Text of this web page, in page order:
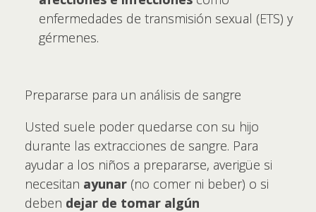
enfermedades de transmisión sexual (ETS) y
gérmenes.
Prepararse para un análisis de sangre
Usted suele poder quedarse con su hijo
durante las extracciones de sangre. Para
ayudar a los niños a prepararse, averigüe si
necesitan ayunar (no comer ni beber) o si
deben dejar de tomar algún